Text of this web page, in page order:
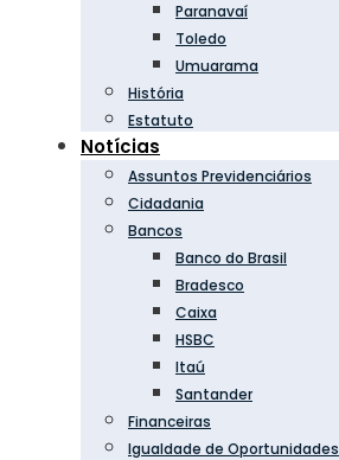
Paranavaí
Toledo
Umuarama
História
Estatuto
Notícias
Assuntos Previdenciários
Cidadania
Bancos
Banco do Brasil
Bradesco
Caixa
HSBC
Itaú
Santander
Financeiras
Igualdade de Oportunidades